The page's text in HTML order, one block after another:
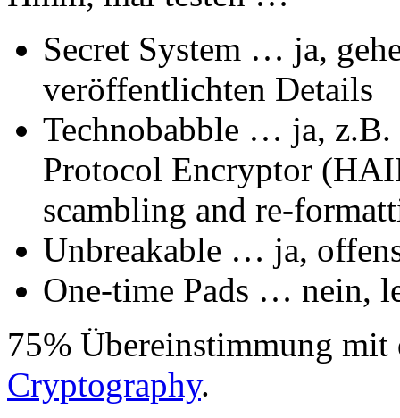
Secret System … ja,
veröffentlichten Details
Technobabble … ja, z.B.
Protocol Encryptor
scambling and re-
Unbreakable … ja,
One-time Pads … nein,
75% Übereinstimmung
Cryptography.